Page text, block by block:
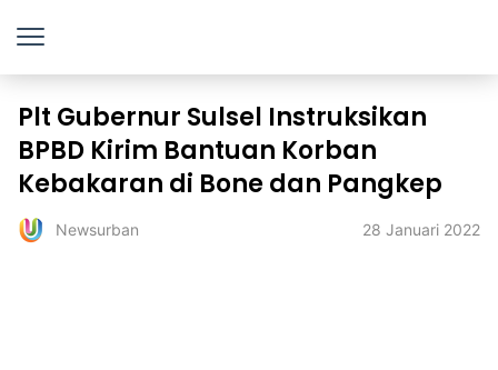
Plt Gubernur Sulsel Instruksikan
BPBD Kirim Bantuan Korban
Kebakaran di Bone dan Pangkep
Newsurban 28 Januari 2022